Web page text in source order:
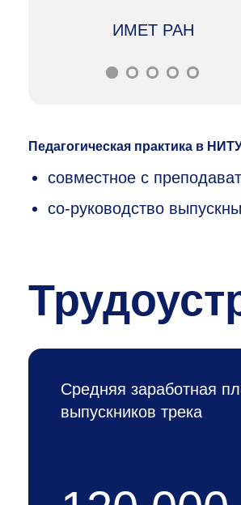
ИМЕТ РАН
Педагогическая практика в
совместное с
со-руководство
Средняя заработная
выпускников трека